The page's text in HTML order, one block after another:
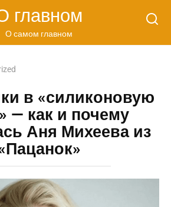
главном
О самом главном
в «силиконовую
— как и почему
Аня Михеева из